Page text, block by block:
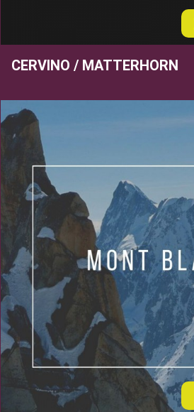
CERVINO / MATTERHORN